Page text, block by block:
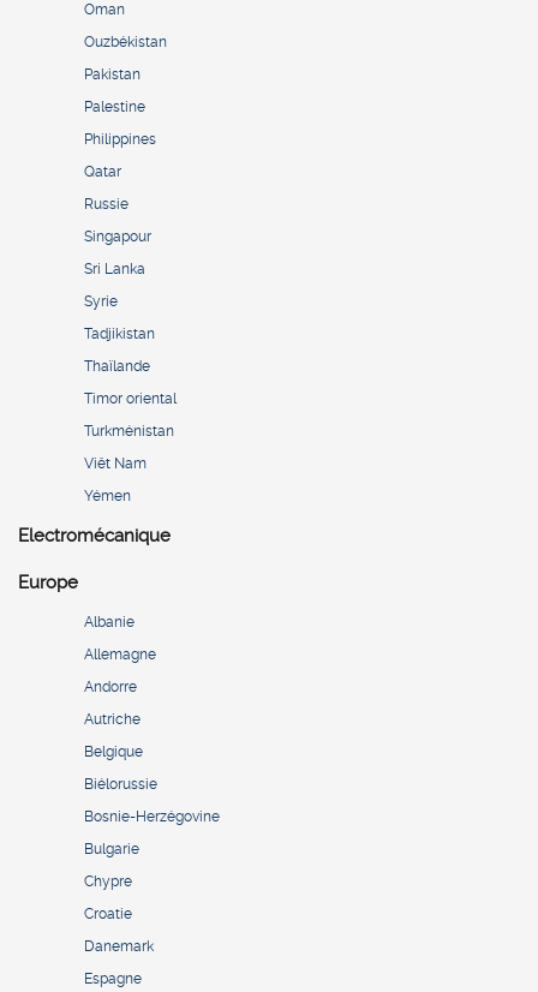
Oman
Ouzbékistan
Pakistan
Palestine
Philippines
Qatar
Russie
Singapour
Sri Lanka
Syrie
Tadjikistan
Thaïlande
Timor oriental
Turkménistan
Viêt Nam
Yémen
Electromécanique
Europe
Albanie
Allemagne
Andorre
Autriche
Belgique
Biélorussie
Bosnie-Herzégovine
Bulgarie
Chypre
Croatie
Danemark
Espagne